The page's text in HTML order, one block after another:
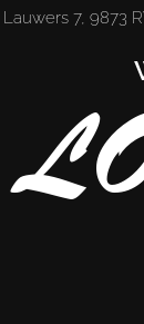
Lauwers 7, 9873